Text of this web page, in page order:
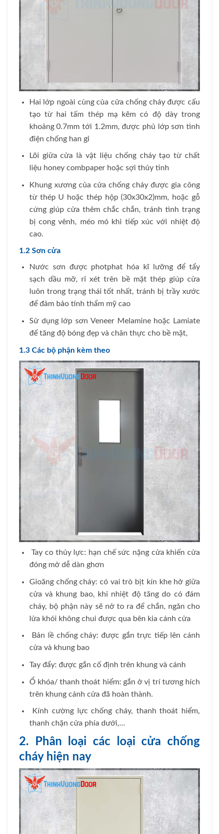
Hai lớp ngoài cùng của cửa chống cháy được cấu
tạo từ hai tấm thép mạ kẽm có độ dày trong
khoảng 0.7mm tới 1.2mm, được phủ lớp sơn tình
điện chống han gỉ
Lõi giữa cửa là vật liệu chống cháy tạo từ chất
liệu honey combpaper hoặc sợi thủy tinh
Khung xương của cửa chống cháy được gia công
từ thép U hoặc thép hộp (30x30x2)mm, hoặc gỗ
cứng giúp cửa thêm chắc chắn, tránh tình trạng
bị cong vênh, méo mó khi tiếp xúc với nhiệt độ
cao.
1.2 Sơn cửa
Nước sơn được photphat hóa kĩ lưỡng để tẩy
sạch dầu mỡ, rỉ xét trên bề mặt thép giúp cửa
luôn trong trạng thái tốt nhất, tránh bị trầy xước
để đảm bảo tính thẩm mỹ cao
Sử dụng lớp sơn Veneer Melamine hoặc Lamiate
để tăng độ bóng đẹp và chân thực cho bề mặt,
1.3 Các bộ phận kèm theo
Tay co thủy lực: hạn chế sức nặng cửa khiến cửa
đóng mở dễ dàn ghơn
Gioăng chống cháy: có vai trò bịt kín khe hở giữa
cửa và khung bao, khi nhiệt độ tăng do có đám
cháy, bộ phận này sẽ nở to ra để chắn, ngăn cho
lửa khói không chui được qua bên kia cánh cửa
Bản lề chống cháy: được gắn trực tiếp lên cánh
cửa và khung bao
Tay đẩy: được gắn cố định trên khung và cánh
Ổ khóa/ thanh thoát hiểm: gắn ở vị trí tương hích
trên khung cánh cửa đã hoàn thành.
Kính cường lực chống cháy, thanh thoát hiểm,
thanh chặn cửa phía dưới,…
2. Phân loại các loại cửa chống
cháy hiện nay